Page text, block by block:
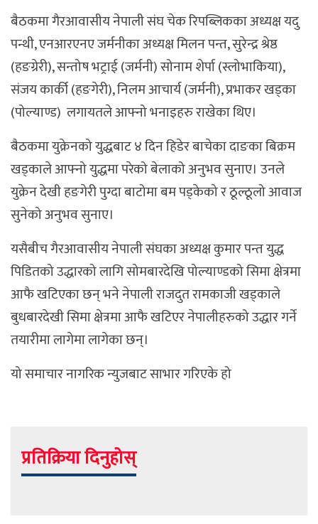
बैठकमा गैरआवासीय नेपाली संघ चेक रिपब्लिकका अध्यक्ष यदु
पन्थी, एनआरएनए जर्मनीका अध्यक्ष मिलन पन्त, सुरेन्द्र श्रेष्ठ
(हङग्रेरी), सन्तोष भट्राई (जर्मनी) सोनाम शेर्पा (स्लोभाकिया),
संजय कार्की (हङगेरी), निलम आचार्य (जर्मनी), प्रभाकर खड्का
(पोल्याण्ड) लगायतले आफ्नो भनाइहरु राखेका थिए।
बैठकमा युक्रेनको युद्धबाट ४ दिन हिडेर बाचेका दाङका बिक्रम
खड्काले आफ्नो युद्धमा परेको बेलाको अनुभव सुनाए। उनले
युक्रेन देखी हङगेरी पुग्दा बाटोमा बम पड्केको र ठूल्ठूलो आवाज
सुनेको अनुभव सुनाए।
यसैबीच गैरआवासीय नेपाली संघका अध्यक्ष कुमार पन्त युद्ध
पिडितको उद्धारको लागि सोमबारदेखि पोल्याण्डको सिमा क्षेत्रमा
आफै खटिएका छन् भने नेपाली राजदुत रामकाजी खड्काले
बुधबारदेखी सिमा क्षेत्रमा आफै खटिएर नेपालीहरुको उद्धार गर्ने
तयारीमा लागेमा लागेका छन्।
यो समाचार नागरिक न्युजबाट साभार गरिएके हो
प्रतिक्रिया दिनुहोस्